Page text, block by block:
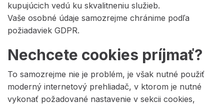
kupujúcich vedú ku skvalitneniu služieb.
Vaše osobné údaje samozrejme chránime podľa
požiadaviek GDPR.
Nechcete cookies príjmať?
To samozrejme nie je problém, je však nutné použiť
moderný internetový prehliadač, v ktorom je nutné
vykonať požadované nastavenie v sekcii cookies,